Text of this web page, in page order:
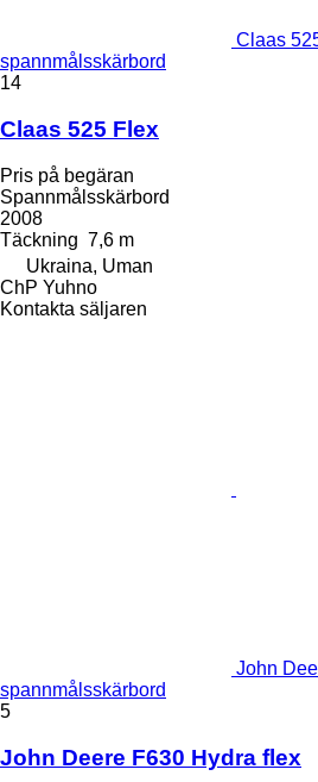
Claas
spannmålsskärbord
14
Claas 525 Flex
Pris på begäran
Spannmålsskärbord
2008
Täckning 7,6 m
Ukraina, Uman
ChP Yuhno
Kontakta säljaren
John
spannmålsskärbord
5
John Deere F630 Hydra flex